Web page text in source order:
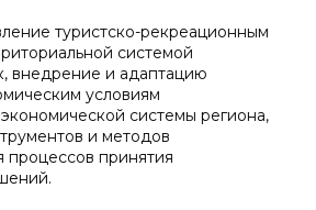
туристско-рекреационным
системой
внедрение и адаптацию
условиям
системы региона,
и методов
процессов принятия